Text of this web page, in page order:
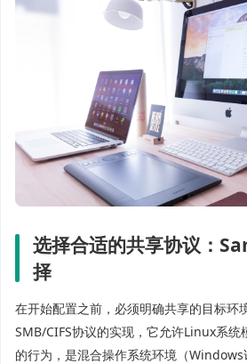
选择合适的共享协议：
择
在开始配置之前，必须明确共享的目标环境
SMB/CIFS协议的实现，它允许Linux系
的行为，是混合操作系统环境（